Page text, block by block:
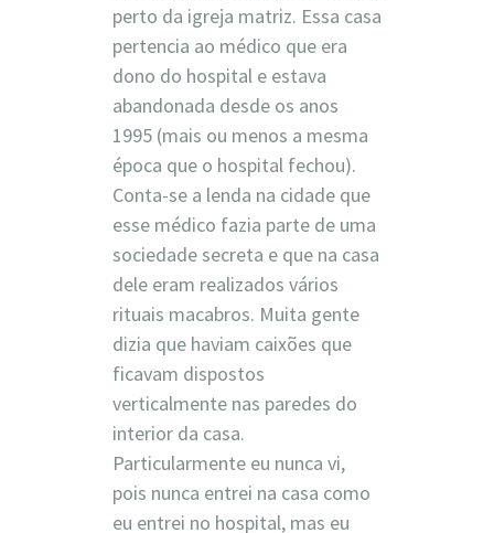
perto da igreja matriz. Essa casa
pertencia ao médico que era
dono do hospital e estava
abandonada desde os anos
1995 (mais ou menos a mesma
época que o hospital fechou).
Conta-se a lenda na cidade que
esse médico fazia parte de uma
sociedade secreta e que na casa
dele eram realizados vários
rituais macabros. Muita gente
dizia que haviam caixões que
ficavam dispostos
verticalmente nas paredes do
interior da casa.
Particularmente eu nunca vi,
pois nunca entrei na casa como
eu entrei no hospital, mas eu